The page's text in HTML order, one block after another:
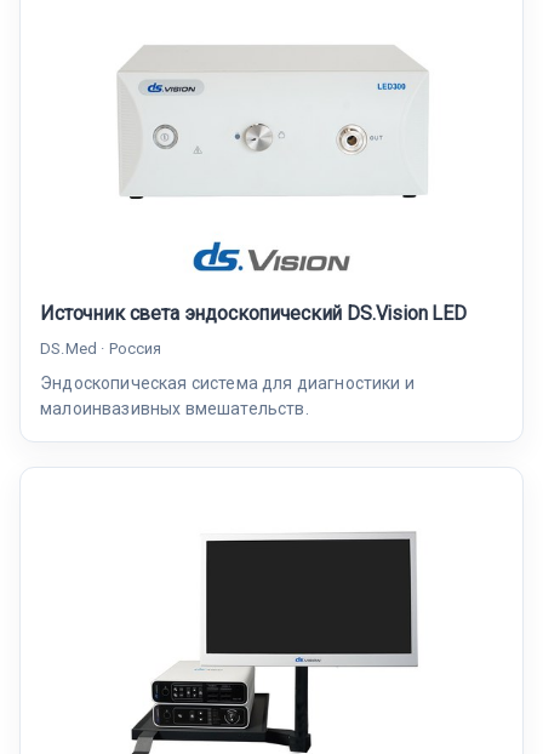
Источник света эндоскопический DS.Vision LED
DS.Med · Россия
Эндоскопическая система для диагностики и
малоинвазивных вмешательств.